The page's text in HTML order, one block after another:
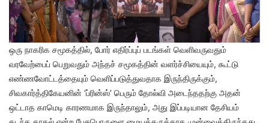
ஒரு நாகரிக சமூகத்தில், போர் எதிர்ப்புப் படங்கள் வெளிவருவதும்
வரவேற்பைப் பெறுவதும் அந்தச் சமூகத்தின் வளர்ச்சியையும், கூட்டு
எண்ணவோட்டத்தையும் வெளிப்படுத்துவதாக இருந்திருக்கும்,
சிவகார்த்திகேயனின் ‘ப்ரின்ஸ்’ பெரும் தோல்வி அடைந்ததற்கு அதன்
ஒட்டாத காமெடி காரணமாக இருந்தாலும், அது இப்படியான தேசியம்